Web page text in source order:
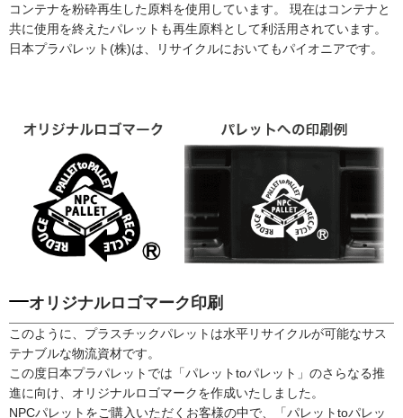
コンテナを粉砕再生した原料を使用しています。 現在はコンテナと
共に使用を終えたパレットも再生原料として利活用されています。
日本プラパレット(株)は、リサイクルにおいてもパイオニアです。
オリジナルロゴマーク印刷
このように、プラスチックパレットは水平リサイクルが可能なサス
テナブルな物流資材です。
この度日本プラパレットでは「パレットtoパレット」のさらなる推
進に向け、オリジナルロゴマークを作成いたしました。
NPCパレットをご購入いただくお客様の中で、「パレットtoパレッ